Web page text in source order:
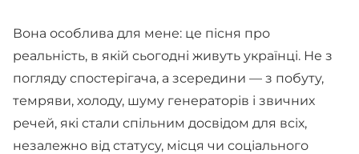
Вона особлива для мене: це пісня про
реальність, в якій сьогодні живуть українці. Не з
погляду спостерігача, а зсередини — з побуту,
темряви, холоду, шуму генераторів і звичних
речей, які стали спільним досвідом для всіх,
незалежно від статусу, місця чи соціального